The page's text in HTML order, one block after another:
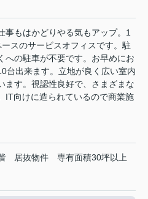
事もはかどりやる気もアップ。1
スのサービスオフィスです。駐
への駐車が不要です。お早めにお
台出来ます。立地が良く広い室内
ます。視認性良好で、さまざまな
IT向けに造られているので商業施
居抜物件 専有面積30坪以上